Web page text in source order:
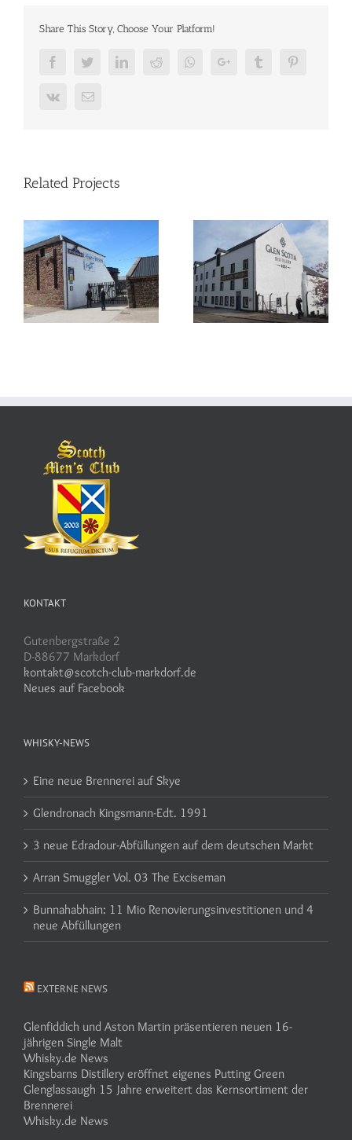
Share This Story, Choose Your Platform!
FacebookTwitterLinkedInReddit WhatsappGoogle+ Tumblr
Vk Email
Related Projects
Glen Scotia
KONTAKT
Gutenbergstraße 2
D-88677 Markdorf
kontakt@scotch-club-markdorf.de
Neues auf Facebook
WHISKY-NEWS
Eine neue Brennerei auf Skye
Glendronach Kingsmann-Edt. 1991
3 neue Edradour-Abfüllungen auf dem deutschen Markt
Arran Smuggler Vol. 03 The Exciseman
Bunnahabhain: 11 Mio Renovierungsinvestitionen und 4
neue Abfüllungen
EXTERNE NEWS
Glenfiddich und Aston Martin präsentieren neuen 16-
jährigen Single Malt
Whisky.de News
Kingsbarns Distillery eröffnet eigenes Putting Green
Glenglassaugh 15 Jahre erweitert das Kernsortiment der
Brennerei
Whisky.de News